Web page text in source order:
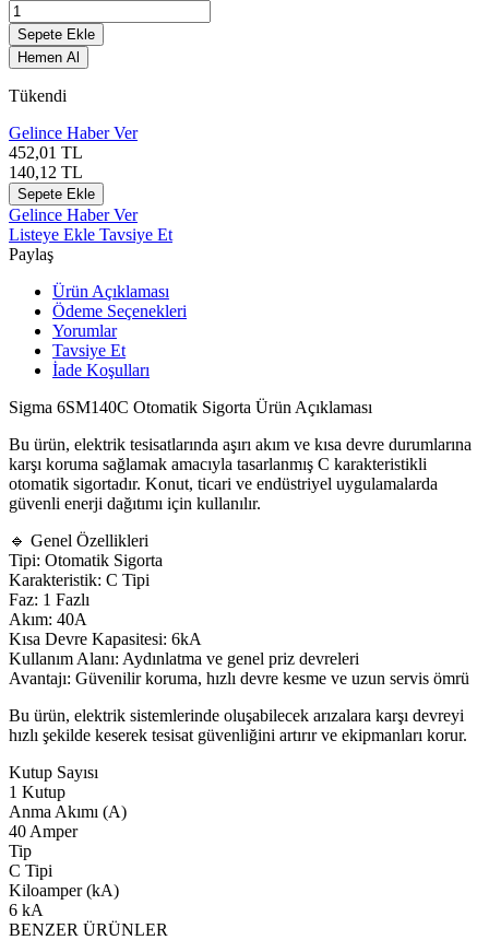
Sepete Ekle
Hemen Al
Tükendi
Gelince Haber Ver
452,01 TL
140,12 TL
Sepete Ekle
Gelince Haber Ver
Listeye Ekle Tavsiye Et
Paylaş
Ürün Açıklaması
Ödeme Seçenekleri
Yorumlar
Tavsiye Et
İade Koşulları
Sigma 6SM140C Otomatik Sigorta Ürün Açıklaması
Bu ürün, elektrik tesisatlarında aşırı akım ve kısa devre durumlarına
karşı koruma sağlamak amacıyla tasarlanmış C karakteristikli
otomatik sigortadır. Konut, ticari ve endüstriyel uygulamalarda
güvenli enerji dağıtımı için kullanılır.
🔹 Genel Özellikleri
Tipi: Otomatik Sigorta
Karakteristik: C Tipi
Faz: 1 Fazlı
Akım: 40A
Kısa Devre Kapasitesi: 6kA
Kullanım Alanı: Aydınlatma ve genel priz devreleri
Avantajı: Güvenilir koruma, hızlı devre kesme ve uzun servis ömrü
Bu ürün, elektrik sistemlerinde oluşabilecek arızalara karşı devreyi
hızlı şekilde keserek tesisat güvenliğini artırır ve ekipmanları korur.
Kutup Sayısı
1 Kutup
Anma Akımı (A)
40 Amper
Tip
C Tipi
Kiloamper (kA)
6 kA
BENZER ÜRÜNLER